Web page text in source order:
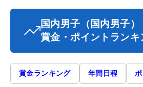
国内男子 （国内男子）
賞金・ポイントランキ
賞金ランキング 年間日程